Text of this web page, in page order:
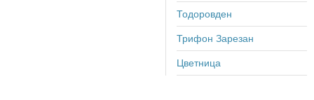
Тодоровден
Трифон Зарезан
Цветница